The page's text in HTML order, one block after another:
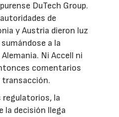
DuTech Group.
de
y Austria dieron luz
a la
Ni Accell ni
comentarios
transacción.
regulatorios, la
la decisión llega